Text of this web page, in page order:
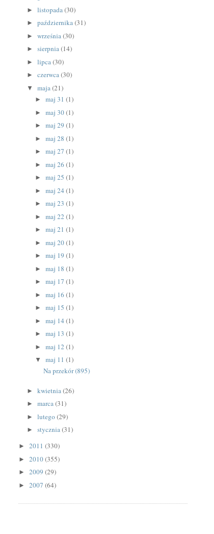
►listopada(30)
►października(31)
►września(30)
►sierpnia(14)
►lipca(30)
►czerwca(30)
▼maja(21)
► maj 31 (1)
► maj 30(1)
► maj 29 (1)
► maj 28 (1)
► maj 27 (1)
► maj 26 (1)
► maj 25 (1)
► maj 24 (1)
► maj 23 (1)
► maj 22 (1)
► maj 21 (1)
► maj 20(1)
► maj 19 (1)
► maj 18 (1)
► maj 17 (1)
► maj 16 (1)
► maj 15 (1)
► maj 14 (1)
► maj 13 (1)
► maj 12 (1)
▼ maj 11 (1)
Na przekór (895)
►kwietnia(26)
►marca(31)
►lutego(29)
►stycznia(31)
►2011(330)
►2010(355)
►2009(29)
►2007(64)